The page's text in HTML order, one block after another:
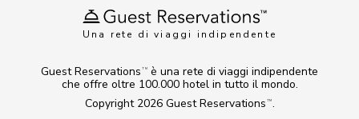
Una rete di viaggi indipendente
Copyright 2026 Guest Reservations TM .
Guest Reservations TM
è una rete di viaggi indipendente
che offre oltre 100.000 hotel in tutto il mondo.